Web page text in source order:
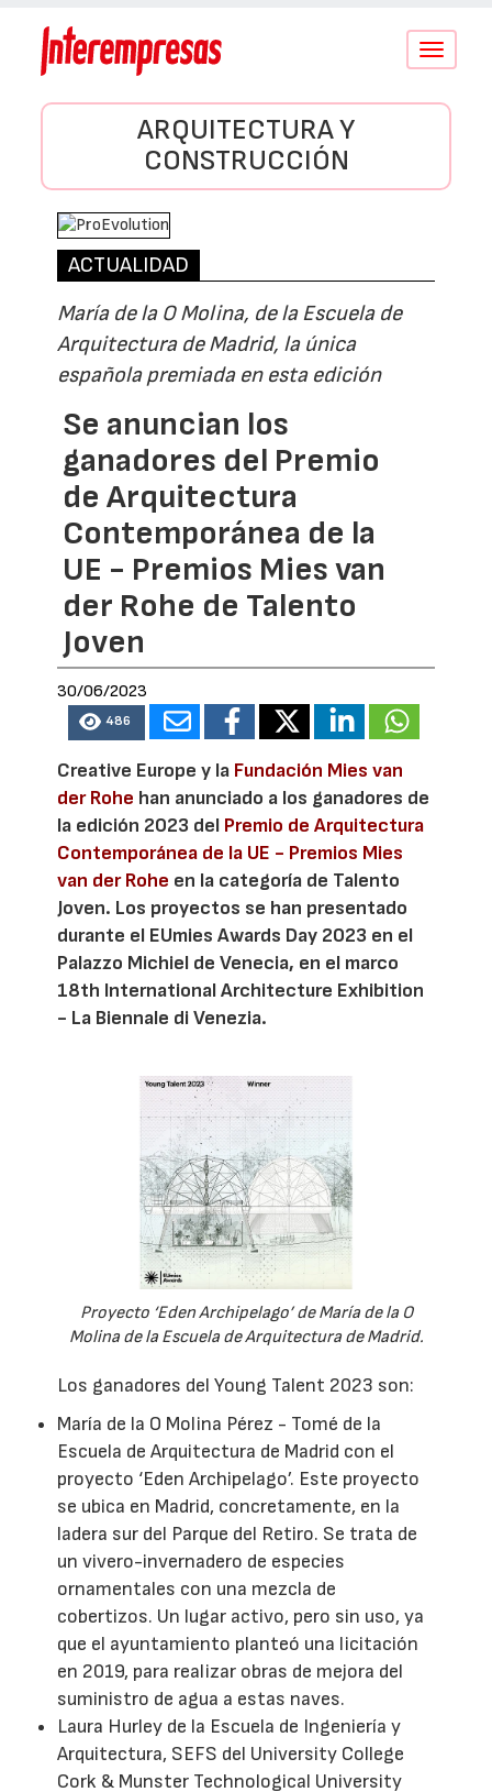
Conmutar
ARQUITECTURA Y
CONSTRUCCIÓN
ACTUALIDAD
María de la O Molina, de la Escuela de
Arquitectura de Madrid, la única
española premiada en esta edición
Se anuncian los
ganadores del Premio
de Arquitectura
Contemporánea de la
UE - Premios Mies van
der Rohe de Talento
Joven
30/06/2023
486
Creative Europe y la Fundación Mies van
der Rohe han anunciado a los ganadores de
la edición 2023 del Premio de Arquitectura
Contemporánea de la UE - Premios Mies
van der Rohe en la categoría de Talento
Joven. Los proyectos se han presentado
durante el EUmies Awards Day 2023 en el
Palazzo Michiel de Venecia, en el marco
18th International Architecture Exhibition
- La Biennale di Venezia.
Proyecto ‘Eden Archipelago’ de María de la O
Molina de la Escuela de Arquitectura de Madrid.
Los ganadores del Young Talent 2023 son:
María de la O Molina Pérez - Tomé de la
Escuela de Arquitectura de Madrid con el
proyecto ‘Eden Archipelago’. Este proyecto
se ubica en Madrid, concretamente, en la
ladera sur del Parque del Retiro. Se trata de
un vivero-invernadero de especies
ornamentales con una mezcla de
cobertizos. Un lugar activo, pero sin uso, ya
que el ayuntamiento planteó una licitación
en 2019, para realizar obras de mejora del
suministro de agua a estas naves.
Laura Hurley de la Escuela de Ingeniería y
Arquitectura, SEFS del University College
Cork & Munster Technological University